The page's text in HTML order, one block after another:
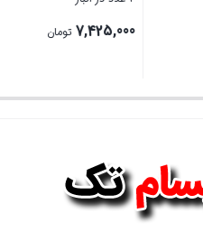
7,425,000 تومان
بستن